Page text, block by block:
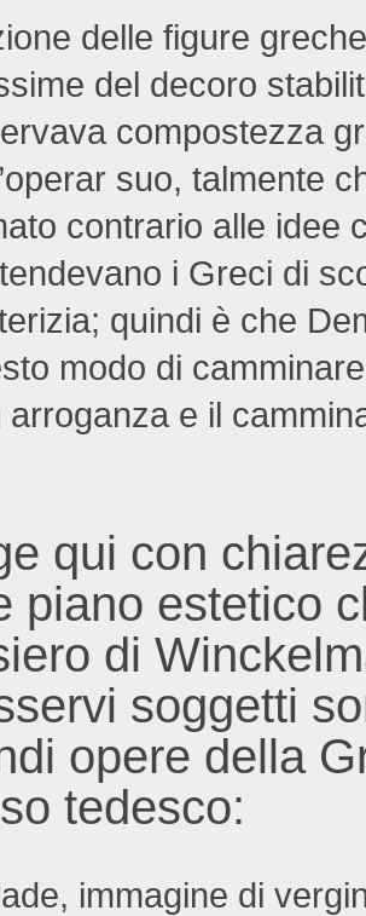
delle figure
del decoro
compostezza
suo, talmente
contrario alle idee
i Greci di
quindi è che
modo di
arroganza e il
qui con
piano estetico
di
soggetti
opere della
tedesco:
immagine di